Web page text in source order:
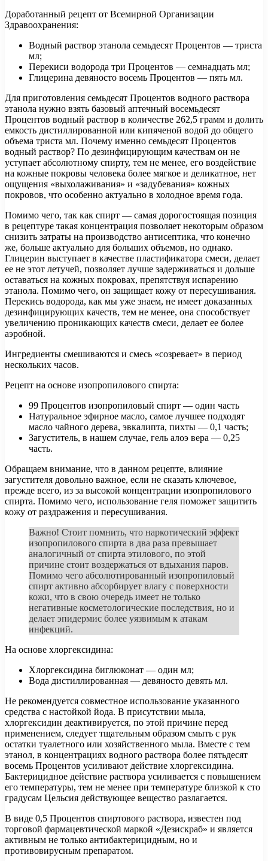
Доработанный рецепт от Всемирной Организации
Здравоохранения:
Водный раствор этанола семьдесят Процентов — триста
мл;
Перекиси водорода три Процентов — семнадцать мл;
Глицерина девяносто восемь Процентов — пять мл.
Для приготовления семьдесят Процентов водного раствора
этанола нужно взять базовый аптечный восемьдесят
Процентов водный раствор в количестве 262,5 грамм и долить
емкость дистиллированной или кипяченой водой до общего
объема триста мл. Почему именно семьдесят Процентов
водный раствор? По дезинфицирующим качествам он не
уступает абсолютному спирту, тем не менее, его воздействие
на кожные покровы человека более мягкое и деликатное, нет
ощущения «выхолаживания» и «задубевания» кожных
покровов, что особенно актуально в холодное время года.
Помимо чего, так как спирт — самая дорогостоящая позиция
в рецептуре такая концентрация позволяет некоторым образом
снизить затраты на производство антисептика, что конечно
же, больше актуально для больших объемов, но однако.
Глицерин выступает в качестве пластификатора смеси, делает
ее не этот летучей, позволяет лучше задерживаться и дольше
оставаться на кожных покровах, препятствуя испарению
этанола. Помимо чего, он защищает кожу от пересушивания.
Перекись водорода, как мы уже знаем, не имеет доказанных
дезинфицирующих качеств, тем не менее, она способствует
увеличению проникающих качеств смеси, делает ее более
аэробной.
Ингредиенты смешиваются и смесь «созревает» в период
нескольких часов.
Рецепт на основе изопропилового спирта:
99 Процентов изопропиловый спирт — один часть
Натуральное эфирное масло, самое лучшее подходят
масло чайного дерева, эвкалипта, пихты — 0,1 часть;
Загуститель, в нашем случае, гель алоэ вера — 0,25
часть.
Обращаем внимание, что в данном рецепте, влияние
загустителя довольно важное, если не сказать ключевое,
прежде всего, из за высокой концентрации изопропилового
спирта. Помимо чего, использование геля поможет защитить
кожу от раздражения и пересушивания.
Важно! Стоит помнить, что наркотический эффект
изопропилового спирта в два раза превышает
аналогичный от спирта этилового, по этой
причине стоит воздержаться от вдыхания паров.
Помимо чего абсолютированный изопропиловый
спирт активно абсорбирует влагу с поверхности
кожи, что в свою очередь имеет не только
негативные косметологические последствия, но и
делает эпидермис более уязвимым к атакам
инфекций.
На основе хлоргексидина:
Хлоргексидина биглюконат — один мл;
Вода дистиллированная — девяносто девять мл.
Не рекомендуется совместное использование указанного
средства с настойкой йода. В присутствии мыла,
хлоргексидин деактивируется, по этой причине перед
применением, следует тщательным образом смыть с рук
остатки туалетного или хозяйственного мыла. Вместе с тем
этанол, в концентрациях водного раствора более пятьдесят
восемь Процентов усиливают действие хлоргексидина.
Бактерицидное действие раствора усиливается с повышением
его температуры, тем не менее при температуре близкой к сто
градусам Цельсия действующее вещество разлагается.
В виде 0,5 Процентов спиртового раствора, известен под
торговой фармацевтической маркой «Дезискраб» и является
активным не только антибактерицидным, но и
противовирусным препаратом.